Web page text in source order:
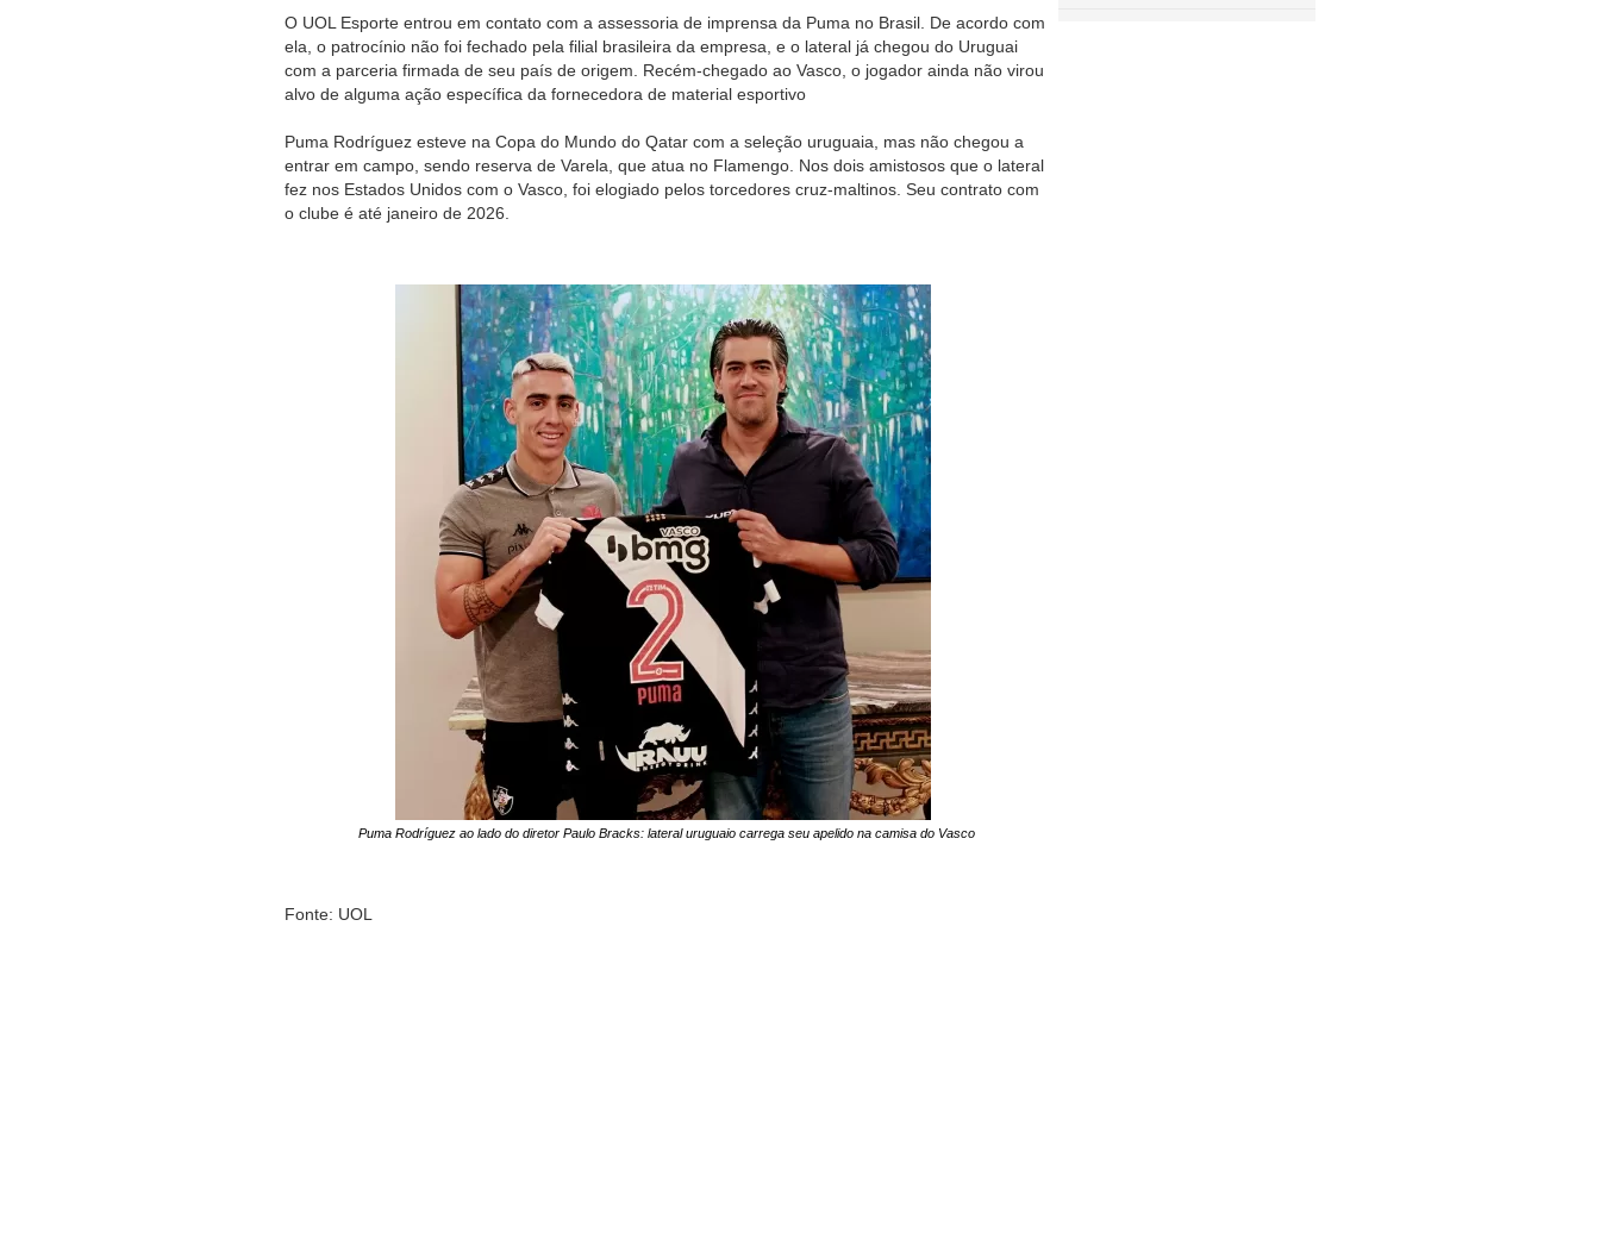
O UOL Esporte entrou em contato com a assessoria de imprensa da Puma no Brasil. De acordo com
ela, o patrocínio não foi fechado pela filial brasileira da empresa, e o lateral já chegou do Uruguai
com a parceria firmada de seu país de origem. Recém-chegado ao Vasco, o jogador ainda não virou
alvo de alguma ação específica da fornecedora de material esportivo
Puma Rodríguez esteve na Copa do Mundo do Qatar com a seleção uruguaia, mas não chegou a
entrar em campo, sendo reserva de Varela, que atua no Flamengo. Nos dois amistosos que o lateral
fez nos Estados Unidos com o Vasco, foi elogiado pelos torcedores cruz-maltinos. Seu contrato com
o clube é até janeiro de 2026.
Puma Rodríguez ao lado do diretor Paulo Bracks: lateral uruguaio carrega seu apelido na camisa do Vasco
Fonte: UOL